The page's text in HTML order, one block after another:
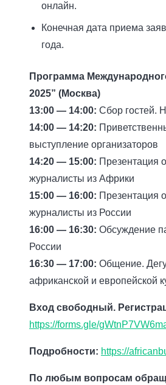
онлайн.
Конечная дата приема
года.
Программа
2025” (Москва)
13:00 — 14:00: Сбор гостей.
14:00 — 14:20:
выступление организаторов
14:20 — 15:00: Презентация
журналисты из Африки
15:00 — 16:00: Презентация
журналисты из России
16:00 — 16:30: Обсуждение
России
16:30 — 17:00: Общение.
африканской и европейской
Вход свободный.
https://forms.gle/
Подробности: https://
По любым вопросам